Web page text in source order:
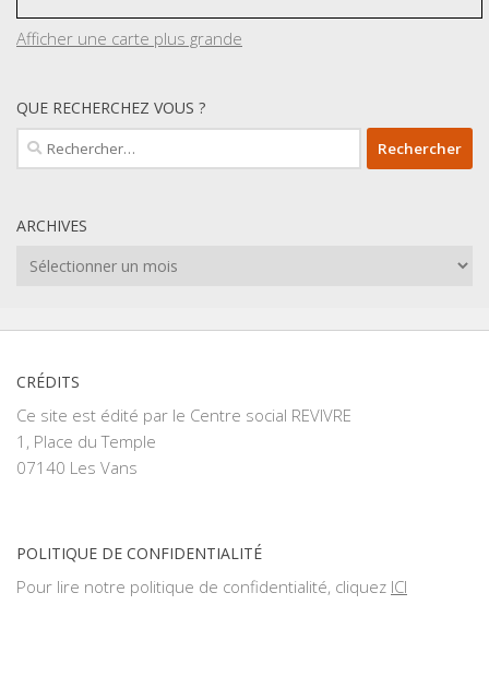
Afficher une carte plus grande
QUE RECHERCHEZ VOUS ?
Rechercher :
ARCHIVES
Archives
CRÉDITS
Ce site est édité par le Centre social REVIVRE
1, Place du Temple
07140 Les Vans
POLITIQUE DE CONFIDENTIALITÉ
Pour lire notre politique de confidentialité, cliquez ICI